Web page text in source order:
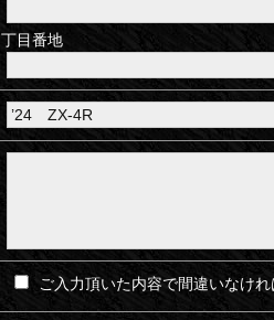
丁目番地
ご入力頂いた内容で間違いなけ